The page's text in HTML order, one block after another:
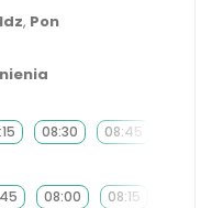
, Pon
08:30 08:45
08:00 08:15